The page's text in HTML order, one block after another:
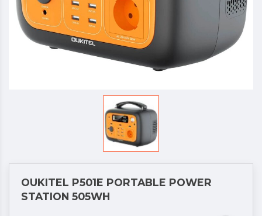
OUKITEL P501E PORTABLE POWER
STATION 505WH